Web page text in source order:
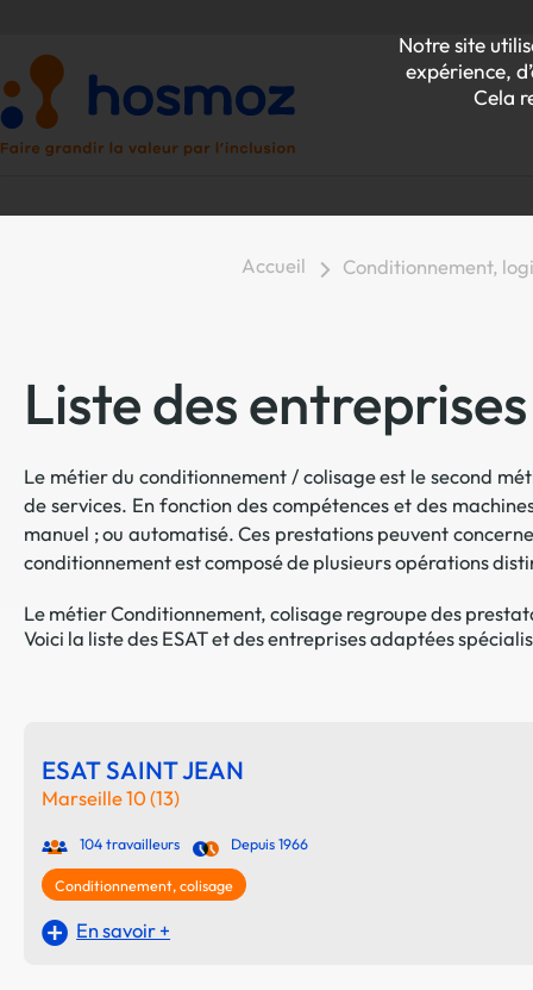
Notre site
expérience,
Cela
Accueil Conditionnement,
Liste des
Le métier du conditionnement / colisage est le second
de services. En fonction des compétences et des
manuel ; ou automatisé. Ces prestations peuvent
conditionnement est composé de plusieurs opérations
Le métier Conditionnement, colisage regroupe des
Voici la liste des ESAT et des entreprises adaptées
ESAT SAINT JEAN
Marseille 10 (13)
104 travailleurs Depuis 1966
Conditionnement, colisage
En savoir +